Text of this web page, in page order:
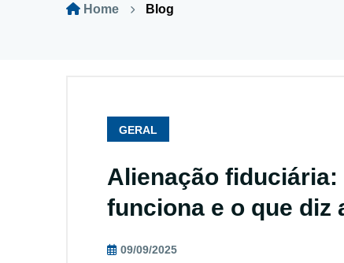
Home Blog
GERAL
Alienação
funciona e o que diz
09/09/2025